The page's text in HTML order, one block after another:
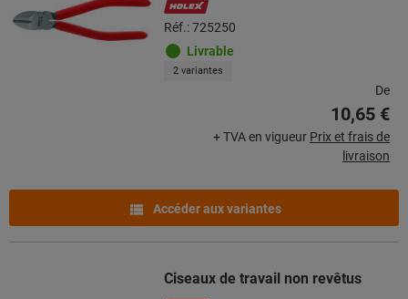
Réf.: 725250
Livrable
2 variantes
De
10,65 €
+ TVA en vigueur Prix et frais de
livraison
Accéder aux variantes
Ciseaux de travail non revêtus